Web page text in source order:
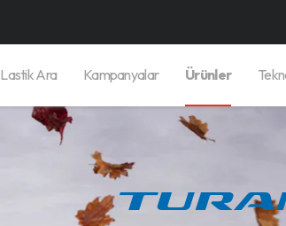
Lastik Ara Kampanyalar Ürünler